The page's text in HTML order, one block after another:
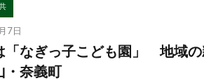
7日
「なぎっ子こども園」 地域
・奈義町